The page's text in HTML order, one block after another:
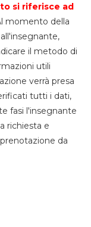
si riferisce ad
momento della
il metodo di
utili
verrà presa
tutti i dati,
fasi l'insegnante
richiesta e
da